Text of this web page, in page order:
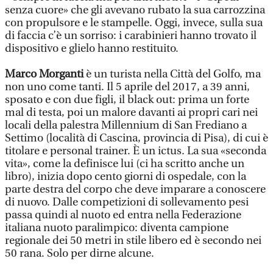
senza cuore» che gli avevano rubato la sua carrozzina
con propulsore e le stampelle. Oggi, invece, sulla sua
di faccia c’è un sorriso: i carabinieri hanno trovato il
dispositivo e glielo hanno restituito.
Marco Morgantiè un turista nella Città del Golfo, ma
non uno come tanti. Il 5 aprile del 2017, a 39 anni,
sposato e con due figli, il black out: prima un forte
mal di testa, poi un malore davanti ai propri cari nei
locali della palestra Millennium di San Frediano a
Settimo (località di Cascina, provincia di Pisa), di cui è
titolare e personal trainer. È un ictus. La sua «seconda
vita», come la definisce lui (ci ha scritto anche un
libro), inizia dopo cento giorni di ospedale, con la
parte destra del corpo che deve imparare a conoscere
di nuovo. Dalle competizioni di sollevamento pesi
passa quindi al nuoto ed entra nella Federazione
italiana nuoto paralimpico: diventa campione
regionale dei 50 metri in stile libero ed è secondo nei
50 rana. Solo per dirne alcune.